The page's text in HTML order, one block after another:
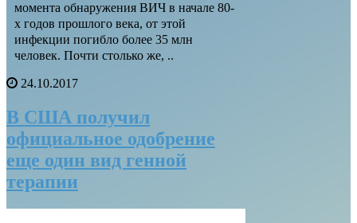
момента обнаружения ВИЧ в начале 80-
х годов прошлого века, от этой
инфекции погибло более 35 млн
человек. Почти столько же, ..
24.10.2017
В США получил
официальное одобрение
еще один вид генной
терапии